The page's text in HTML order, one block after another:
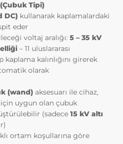
Tipi)
DC) kullanarak kaplamalardaki
eder
voltaj aralığı: 5 – 35 kV
– 11 uluslararası
kalınlığını girerek
olarak
(wand) aksesuarı ile cihaz,
uygun olan çubuk
(sadece 15 kV altı
ortam koşullarına göre
ve kişiselleştirilmiş
yaşayabilirsiniz.
kullanılmasının
sıralanmaktadır:
ve
yoluyla sizlere
geliştirmek,
ve İnternet
özellikler sunmak
sizlerin
ve Kurum’un
teminini